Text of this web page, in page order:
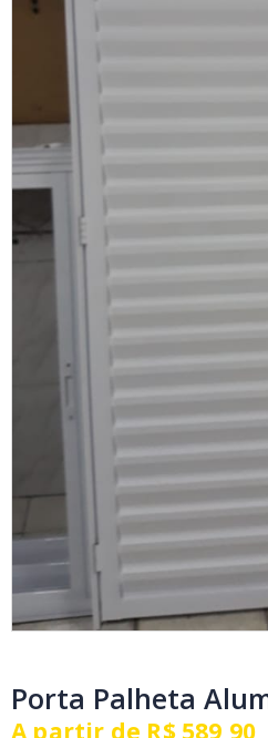
Porta Palheta
A partir de R$589,90